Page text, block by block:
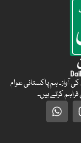
کی آواز۔ ہم پاکستانی عوام
فراہم کرتے ہیں۔